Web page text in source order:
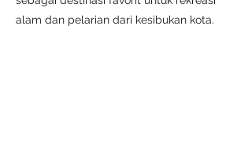
alam dan pelarian dari kesibukan kota.